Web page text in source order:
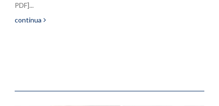
PDF]...
continua